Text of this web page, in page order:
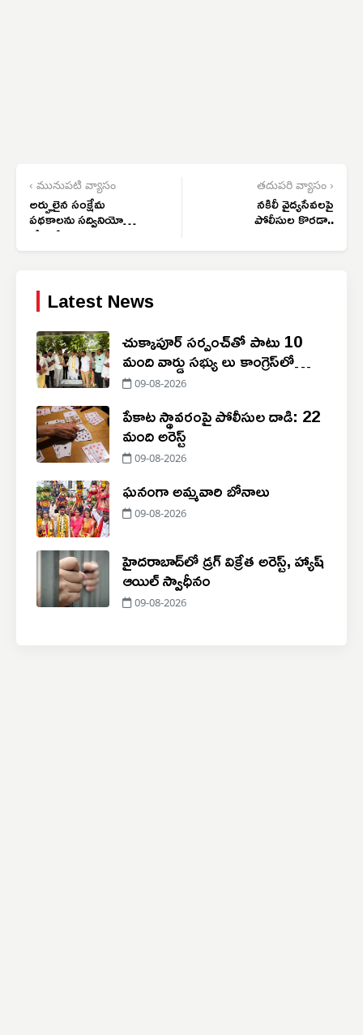
‹ మునుపటి వ్యాసం
అర్హులైన సంక్షేమ
పథకాలను సద్వినియోగం
చేసుకోవాలి
తదుపరి వ్యాసం ›
నకిలీ వైద్యసేవలపై
పోలీసుల కొరడా..
Latest News
చుక్కాపూర్‌ సర్పంచ్‌తో పాటు 10
మంది వార్డు సభ్యు లు కాంగ్రెస్‌లో
చేరిక
09-08-2026
పేకాట స్థావరంపై పోలీసుల దాడి: 22
మంది అరెస్ట్
09-08-2026
ఘనంగా అమ్మవారి బోనాలు
09-08-2026
హైదరాబాద్‌లో డ్రగ్ విక్రేత అరెస్ట్, హ్యాష్
ఆయిల్ స్వాధీనం
09-08-2026